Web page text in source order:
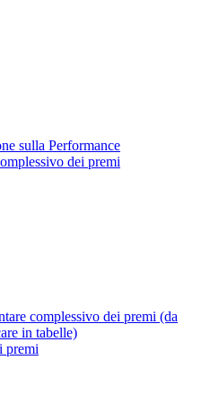
sulla Performance
dei premi
complessivo dei premi (da
in tabelle)
premi